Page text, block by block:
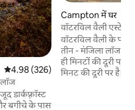
औसत रेटिंग 5 में से 4.98, 326 समीक्षाएँ
4.98 (326)
लॉज
डार्कफ़्रॉस्ट
Campton में घर
वॉटरविल वैली
वॉटरविल वैली के
तीन - मंजिला लॉज में
ही मिनटों की दूरी
मिनट की दूरी पर है।